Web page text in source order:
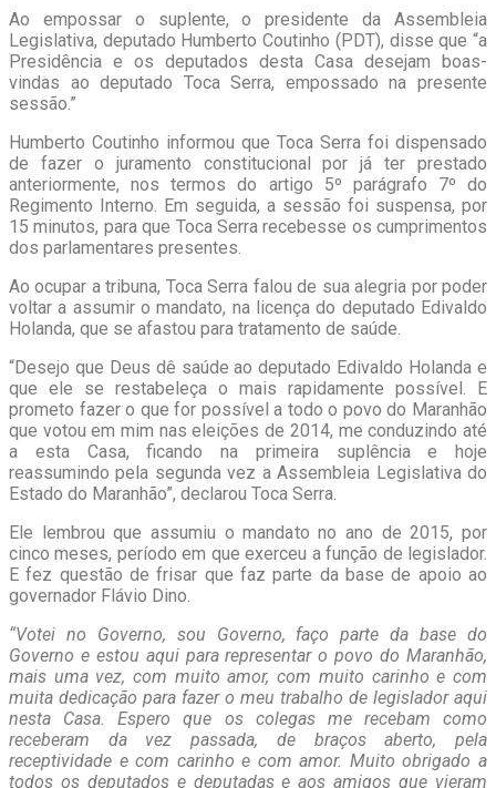
Ao empossar o suplente, o presidente da Assembleia
Legislativa, deputado Humberto Coutinho (PDT), disse que “a
Presidência e os deputados desta Casa desejam boas-
vindas ao deputado Toca Serra, empossado na presente
sessão.”
Humberto Coutinho informou que Toca Serra foi dispensado
de fazer o juramento constitucional por já ter prestado
anteriormente, nos termos do artigo 5º parágrafo 7º do
Regimento Interno. Em seguida, a sessão foi suspensa, por
15 minutos, para que Toca Serra recebesse os cumprimentos
dos parlamentares presentes.
Ao ocupar a tribuna, Toca Serra falou de sua alegria por poder
voltar a assumir o mandato, na licença do deputado Edivaldo
Holanda, que se afastou para tratamento de saúde.
“Desejo que Deus dê saúde ao deputado Edivaldo Holanda e
que ele se restabeleça o mais rapidamente possível. E
prometo fazer o que for possível a todo o povo do Maranhão
que votou em mim nas eleições de 2014, me conduzindo até
a esta Casa, ficando na primeira suplência e hoje
reassumindo pela segunda vez a Assembleia Legislativa do
Estado do Maranhão”, declarou Toca Serra.
Ele lembrou que assumiu o mandato no ano de 2015, por
cinco meses, período em que exerceu a função de legislador.
E fez questão de frisar que faz parte da base de apoio ao
governador Flávio Dino.
“Votei no Governo, sou Governo, faço parte da base do
Governo e estou aqui para representar o povo do Maranhão,
mais uma vez, com muito amor, com muito carinho e com
muita dedicação para fazer o meu trabalho de legislador aqui
nesta Casa. Espero que os colegas me recebam como
receberam da vez passada, de braços aberto, pela
receptividade e com carinho e com amor. Muito obrigado a
todos os deputados e deputadas e aos amigos que vieram